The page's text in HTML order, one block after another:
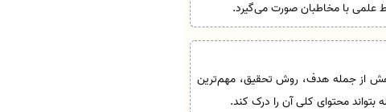
علمی با مخاطبان صورت می‌گیرد.
در این بخش، عناصر اصلی پژوهش از جمله هدف، روش تحقیق، مهم‌ترین
بتواند محتوای کلی آن را درک کند.